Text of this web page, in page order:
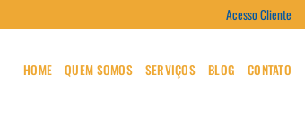
Acesso Cliente
HOME QUEM SOMOS SERVIÇOS BLOG CONTATO